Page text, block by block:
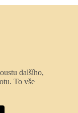
dalšího,
To vše